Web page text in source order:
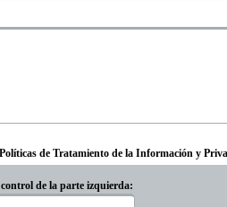
de Tratamiento de la Información y
de la parte izquierda: